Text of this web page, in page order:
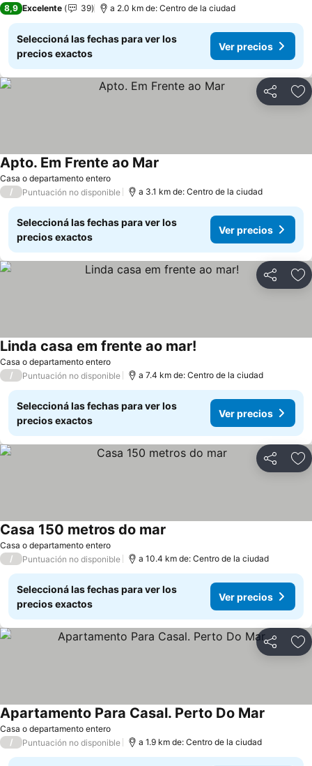
8,9 Excelente 39 a 2.0 km de: Centro de la ciudad
Seleccioná las fechas para ver los
precios exactos
Ver precios
Compartir
Casa o departamento entero
Apto. Em Frente ao Mar
/ Puntuación no disponible a 3.1 km de: Centro de la ciudad
Seleccioná las fechas para ver los
precios exactos
Ver precios
Compartir
Casa o departamento entero
Linda casa em frente ao mar!
/ Puntuación no disponible a 7.4 km de: Centro de la ciudad
Seleccioná las fechas para ver los
precios exactos
Ver precios
Compartir
Casa o departamento entero
Casa 150 metros do mar
/ Puntuación no disponible a 10.4 km de: Centro de la ciudad
Seleccioná las fechas para ver los
precios exactos
Ver precios
Compartir
Casa o departamento entero
Apartamento Para Casal. Perto Do Mar
/ Puntuación no disponible a 1.9 km de: Centro de la ciudad